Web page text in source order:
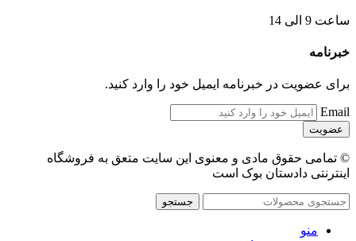
ساعت 9 الی 14
خبرنامه
برای عضویت در خبرنامه ایمیل خود را وارد کنید.
Email
© تمامی حقوق مادی و معنوی این سایت متعق به فروشگاه
اینترنتی دادستان بوک است
جستجو
منو